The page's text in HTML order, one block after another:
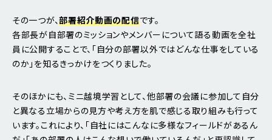
その一つが、部署紹介動画の配信です。
各部長が自部署のミッションやメンバーについて語る動画を全社
員に公開することで、「自分の部署以外ではどんな仕事をしている
のか」を知るきっかけをつくりました。
そのほかにも、ミニ越境学習として、他部署の会議に参加して自分
と異なる立場からの見方や考え方を肌で感じる取り組みも行って
います。これにより、「自社にはこんなに多様なフィールドがあるん